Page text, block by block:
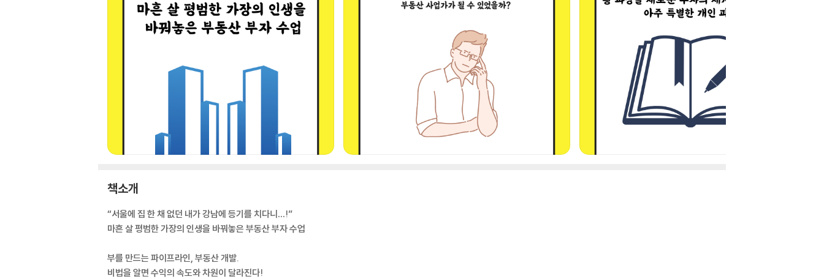
책소개
“서울에 집 한 채 없던 내가 강남에 등기를 치다니…!”
마흔 살 평범한 가장의 인생을 바꿔놓은 부동산 부자 수업
부를 만드는 파이프라인, 부동산 개발.
비법을 알면 수익의 속도와 차원이 달라진다!